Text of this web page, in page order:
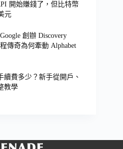
開始賺錢了，但比特幣
元
創辦 Discovery
傳奇為何牽動 Alphabet
續費多少？新手從開戶、
教學